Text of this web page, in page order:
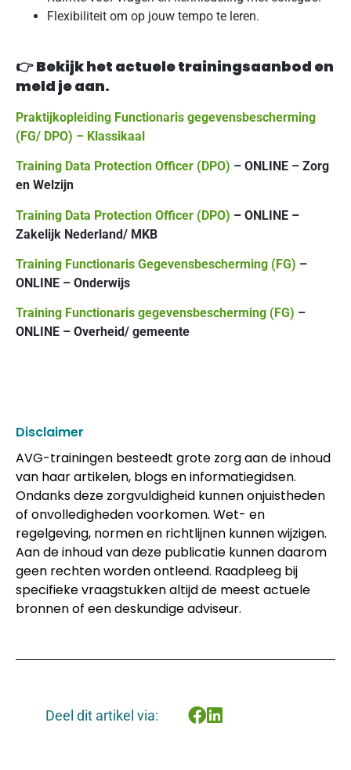
Flexibiliteit om op jouw tempo te leren.
👉Bekijk het actuele trainingsaanbod en
meld je aan.
Praktijkopleiding Functionaris gegevensbescherming
(FG/ DPO) – Klassikaal
Training Data Protection Officer (DPO) – ONLINE – Zorg
en Welzijn
Training Data Protection Officer (DPO) – ONLINE –
Zakelijk Nederland/ MKB
Training Functionaris Gegevensbescherming (FG) –
ONLINE – Onderwijs
Training Functionaris gegevensbescherming (FG) –
ONLINE – Overheid/ gemeente
Disclaimer
AVG-trainingen besteedt grote zorg aan de inhoud
van haar artikelen, blogs en informatiegidsen.
Ondanks deze zorgvuldigheid kunnen onjuistheden
of onvolledigheden voorkomen. Wet- en
regelgeving, normen en richtlijnen kunnen wijzigen.
Aan de inhoud van deze publicatie kunnen daarom
geen rechten worden ontleend. Raadpleeg bij
specifieke vraagstukken altijd de meest actuele
bronnen of een deskundige adviseur.
Deel dit artikel via: